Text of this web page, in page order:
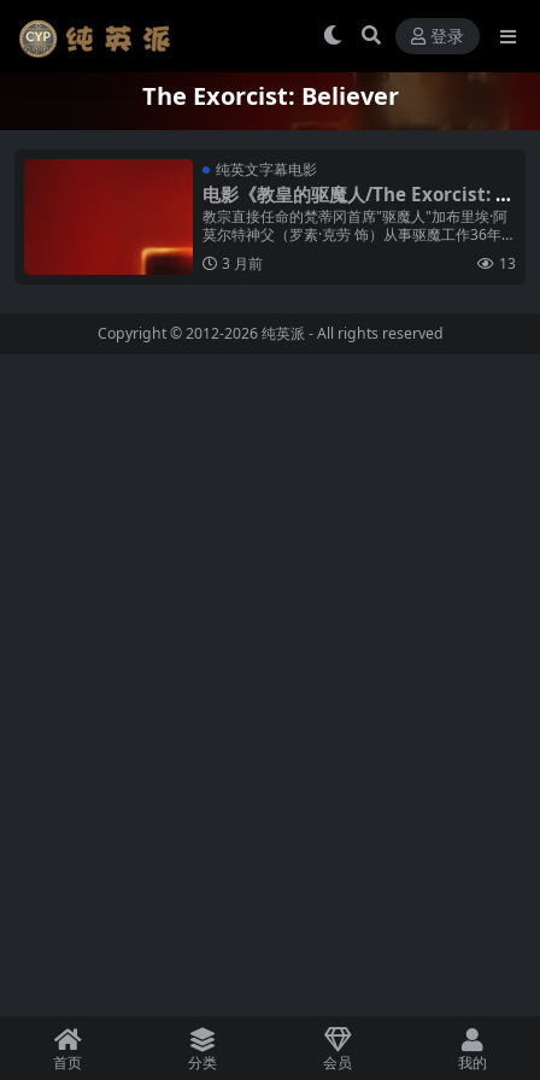
登录
The Exorcist: Believer
纯英文字幕电影
电影《教皇的驱魔人/The Exorcist: B
eliever》纯英文字幕高清MP4下载
教宗直接任命的梵蒂冈首席"驱魔人"加布里埃·阿
莫尔特神父（罗素·克劳 饰）从事驱魔工作36年，
曾主持超过10万宗驱魔仪式，凭借信念赋予的勇
气肩负着对抗邪魔的重任...
3 月前 13
Copyright © 2012-2026纯英派 - All rights reserved
首页 分类 会员 我的